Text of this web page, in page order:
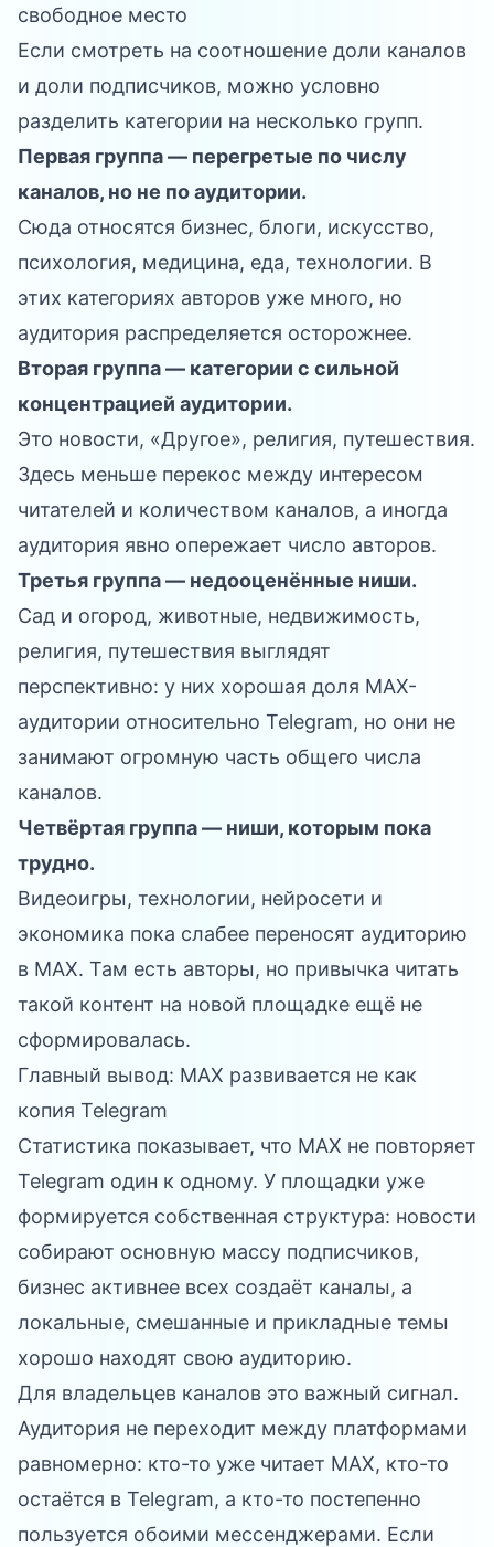
свободное место
Если смотреть на соотношение доли каналов
и доли подписчиков, можно условно
разделить категории на несколько групп.
Первая группа — перегретые по числу
каналов, но не по аудитории.
Сюда относятся бизнес, блоги, искусство,
психология, медицина, еда, технологии. В
этих категориях авторов уже много, но
аудитория распределяется осторожнее.
Вторая группа — категории с сильной
концентрацией аудитории.
Это новости, «Другое», религия, путешествия.
Здесь меньше перекос между интересом
читателей и количеством каналов, а иногда
аудитория явно опережает число авторов.
Третья группа — недооценённые ниши.
Сад и огород, животные, недвижимость,
религия, путешествия выглядят
перспективно: у них хорошая доля MAX-
аудитории относительно Telegram, но они не
занимают огромную часть общего числа
каналов.
Четвёртая группа — ниши, которым пока
трудно.
Видеоигры, технологии, нейросети и
экономика пока слабее переносят аудиторию
в MAX. Там есть авторы, но привычка читать
такой контент на новой площадке ещё не
сформировалась.
Главный вывод: MAX развивается не как
копия Telegram
Статистика показывает, что MAX не повторяет
Telegram один к одному. У площадки уже
формируется собственная структура: новости
собирают основную массу подписчиков,
бизнес активнее всех создаёт каналы, а
локальные, смешанные и прикладные темы
хорошо находят свою аудиторию.
Для владельцев каналов это важный сигнал.
Аудитория не переходит между платформами
равномерно: кто-то уже читает MAX, кто-то
остаётся в Telegram, а кто-то постепенно
пользуется обоими мессенджерами. Если